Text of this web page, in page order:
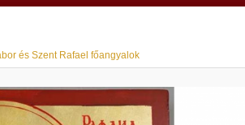
és Szent Rafael főangyalok